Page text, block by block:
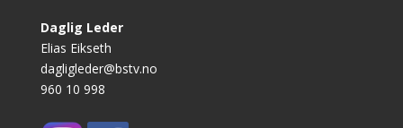
Daglig Leder
Elias Eikseth
dagligleder@bstv.no
960 10 998